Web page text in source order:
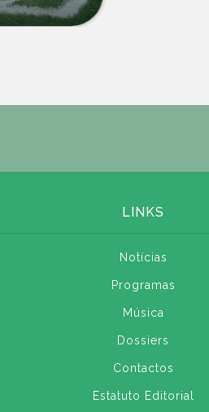
LINKS
Notícias
Programas
Música
Dossiers
Contactos
Estatuto Editorial